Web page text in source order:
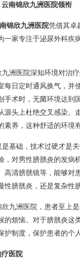
南锦欣九洲医院领衔
锦欣九洲医院凭借其卓
一家专注于泌尿外科
九洲医院深知环境对治
每日定时通风换气，
手术时，无菌环境达
源头上杜绝交叉感染
养，这种舒适的环境
是基础，技术过硬才是
，对男性膀胱炎的发
清膀胱镜等，能够对
膀胱炎，还是复杂性
欣九洲医院，患者至上
的烦恼。对于膀胱炎
制度，保护患者的个
疗医院